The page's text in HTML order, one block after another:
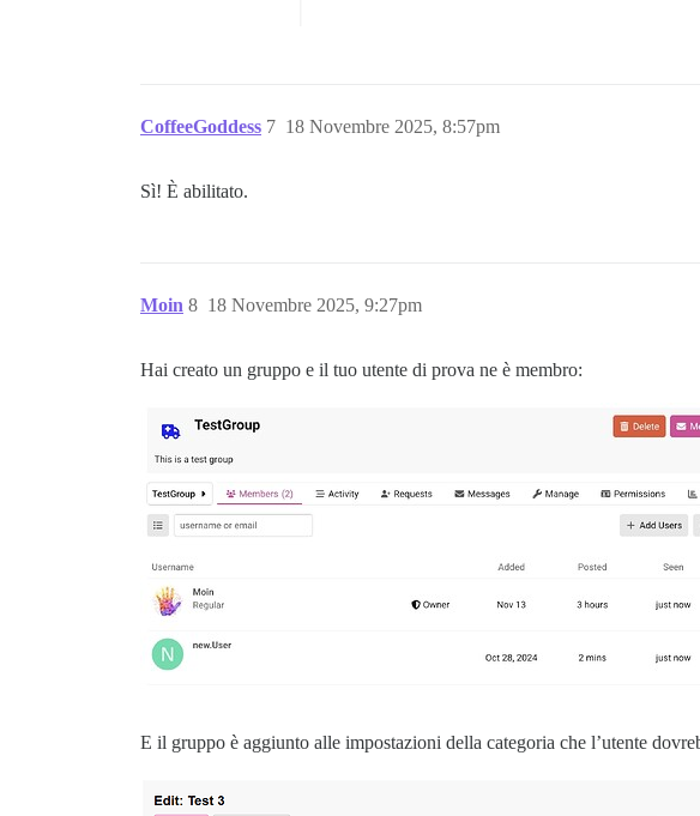
CoffeeGoddess 18 Novembre 2025, 8:57pm
7
Sì! È abilitato.
Moin 18 Novembre 2025, 9:27pm
8
Hai creato un gruppo e il tuo utente di prova ne è membro:
E il gruppo è aggiunto alle impostazioni della categoria che l’utente